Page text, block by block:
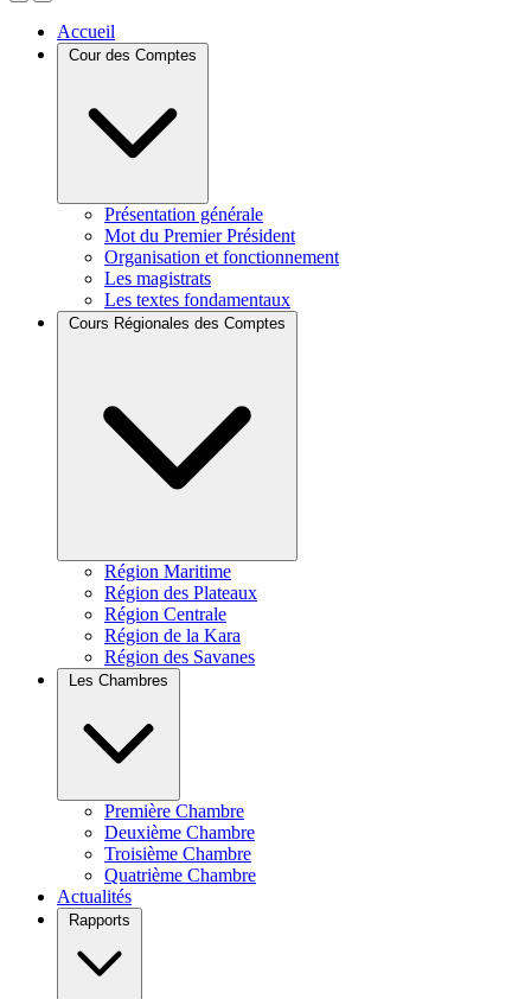
Accueil
Présentation générale
Mot du Premier Président
Organisation et fonctionnement
Les magistrats
Les textes fondamentaux
Région Maritime
Région des Plateaux
Région Centrale
Région de la Kara
Région des Savanes
Première Chambre
Deuxième Chambre
Troisième Chambre
Quatrième Chambre
Actualités